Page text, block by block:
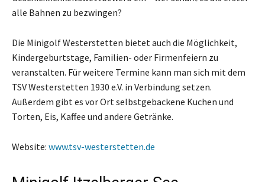
alle Bahnen zu bezwingen?
Die Minigolf Westerstetten bietet auch die Möglichkeit,
Kindergeburtstage, Familien- oder Firmenfeiern zu
veranstalten. Für weitere Termine kann man sich mit dem
TSV Westerstetten 1930 e.V. in Verbindung setzen.
Außerdem gibt es vor Ort selbstgebackene Kuchen und
Torten, Eis, Kaffee und andere Getränke.
Website: www.tsv-westerstetten.de